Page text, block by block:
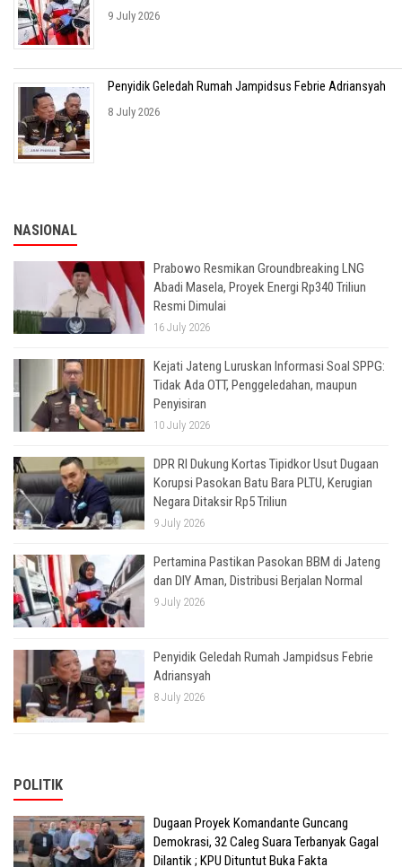
9 July 2026
Penyidik Geledah Rumah Jampidsus Febrie Adriansyah
8 July 2026
NASIONAL
Prabowo Resmikan Groundbreaking LNG
Abadi Masela, Proyek Energi Rp340 Triliun
Resmi Dimulai
16 July 2026
Kejati Jateng Luruskan Informasi Soal SPPG:
Tidak Ada OTT, Penggeledahan, maupun
Penyisiran
10 July 2026
DPR RI Dukung Kortas Tipidkor Usut Dugaan
Korupsi Pasokan Batu Bara PLTU, Kerugian
Negara Ditaksir Rp5 Triliun
9 July 2026
Pertamina Pastikan Pasokan BBM di Jateng
dan DIY Aman, Distribusi Berjalan Normal
9 July 2026
Penyidik Geledah Rumah Jampidsus Febrie
Adriansyah
8 July 2026
POLITIK
Dugaan Proyek Komandante Guncang
Demokrasi, 32 Caleg Suara Terbanyak Gagal
Dilantik ; KPU Dituntut Buka Fakta